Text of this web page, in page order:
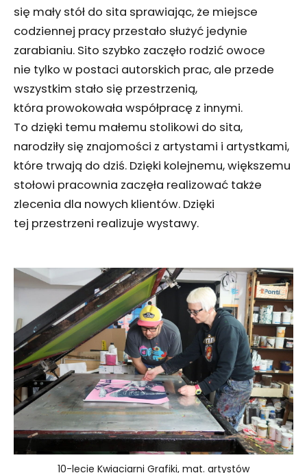
się mały stół do sita sprawiając, że miejsce
codziennej pracy przestało służyć jedynie
zarabianiu. Sito szybko zaczęło rodzić owoce
nie tylko w postaci autorskich prac, ale przede
wszystkim stało się przestrzenią,
która prowokowała współpracę z innymi.
To dzięki temu małemu stolikowi do sita,
narodziły się znajomości z artystami i artystkami,
które trwają do dziś. Dzięki kolejnemu, większemu
stołowi pracownia zaczęła realizować także
zlecenia dla nowych klientów. Dzięki
tej przestrzeni realizuje wystawy.
10-lecie Kwiaciarni Grafiki, mat. artystów